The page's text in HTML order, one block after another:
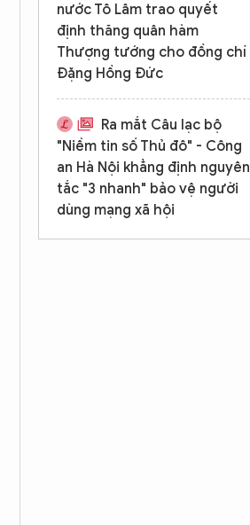
nước Tô Lâm trao quyết
định thăng quân hàm
Thượng tướng cho đồng chí
Đặng Hồng Đức
Ra mắt Câu lạc bộ
"Niềm tin số Thủ đô" - Công
an Hà Nội khẳng định nguyên
tắc "3 nhanh" bảo vệ người
dùng mạng xã hội